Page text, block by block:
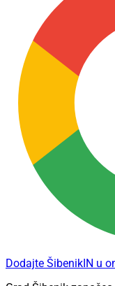
Dodajte ŠibenikIN u